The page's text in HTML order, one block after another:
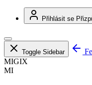
Přihlásit se
Toggle Sidebar
MIGIX
MI